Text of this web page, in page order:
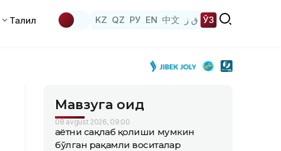
Таҳлил KZ QZ РУ EN 中文 ق ز ЎЗ
Мавзуга оид
08 avgust 2026, 09:00
Ҳаётни сақлаб қолиши мумкин
бўлган рақамли воситалар